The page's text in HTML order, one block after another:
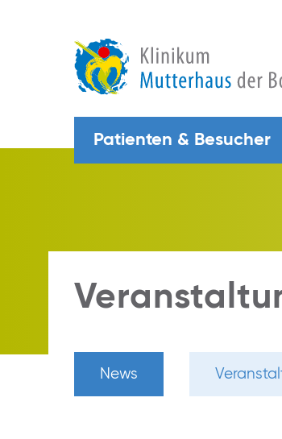
Patienten & Besucher
News